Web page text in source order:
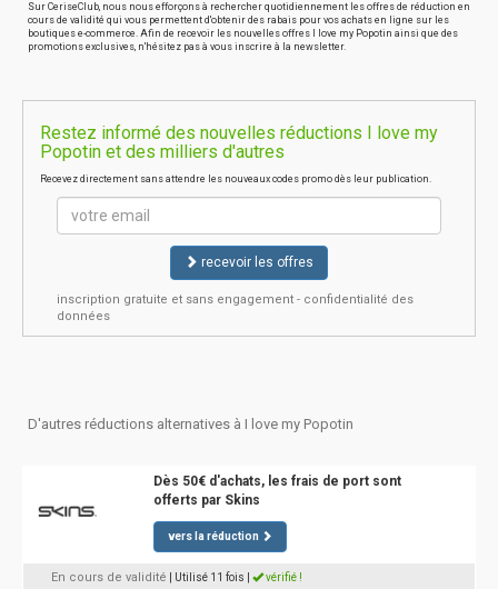
Sur CeriseClub, nous nous efforçons à rechercher quotidiennement les offres de réduction en
cours de validité qui vous permettent d'obtenir des rabais pour vos achats en ligne sur les
boutiques e-commerce. Afin de recevoir les nouvelles offres I love my Popotin ainsi que des
promotions exclusives, n'hésitez pas à vous inscrire à la newsletter.
Restez informé des nouvelles réductions I love my
Popotin et des milliers d'autres
Recevez directement sans attendre les nouveaux codes promo dès leur publication.
recevoir les offres
inscription gratuite et sans engagement - confidentialité des
données
D'autres réductions alternatives à I love my Popotin
Dès 50€ d'achats, les frais de port sont
offerts par Skins
vers la réduction
En cours de validité | Utilisé 11 fois vérifié !